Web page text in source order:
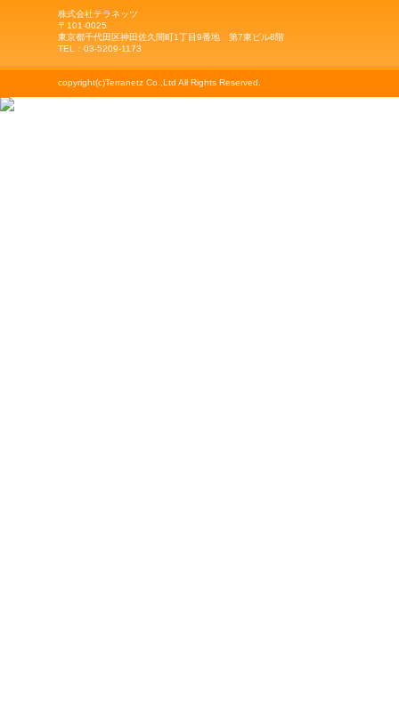
株式会社テラネッツ
〒101-0025
東京都千代田区神田佐久間町1丁目9番地 第7東ビル8階
TEL：03-5209-1173
copyright(c)Terranetz Co.,Ltd All Rights Reserved.